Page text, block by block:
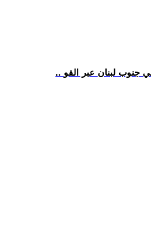
جنوب لبنان عبر القو